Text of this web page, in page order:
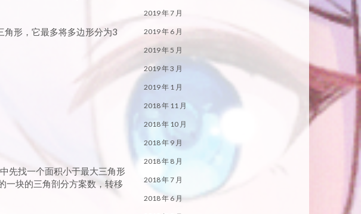
角形，它最多将多边形分为3
先找一个面积小于最大三角形
一块的三角剖分方案数，转移
2019 年 7 月
2019 年 6 月
2019 年 5 月
2019 年 3 月
2019 年 1 月
2018 年 11 月
2018 年 10 月
2018 年 9 月
2018 年 8 月
2018 年 7 月
2018 年 6 月